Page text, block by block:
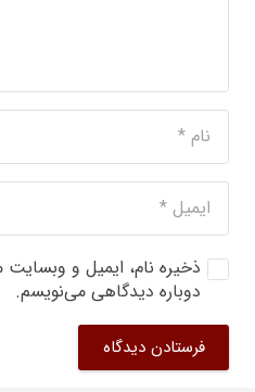
ذخیره نام، ایمیل و وبسایت
دوباره دیدگاهی می‌نویسم.
فرستادن دیدگاه